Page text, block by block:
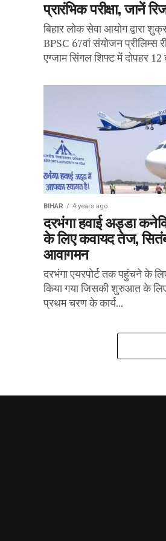
प्रारंभिक परीक्षा, जानें
बिहार लोक सेवा आयोग द्वारा
BPSC 67वां संयोजन प्रीलिम्स
एग्जाम सिंगल शिफ्ट में दोपहर
BIHAR 4 years ago
दरभंगा हवाई अड्डा
के लिए कवायद तेज,
आवागमन
दरभंगा एयरपोर्ट तक पहुंचने के
किया गया जिसकी शुरुआत के
प्रथम चरण के कार्य...